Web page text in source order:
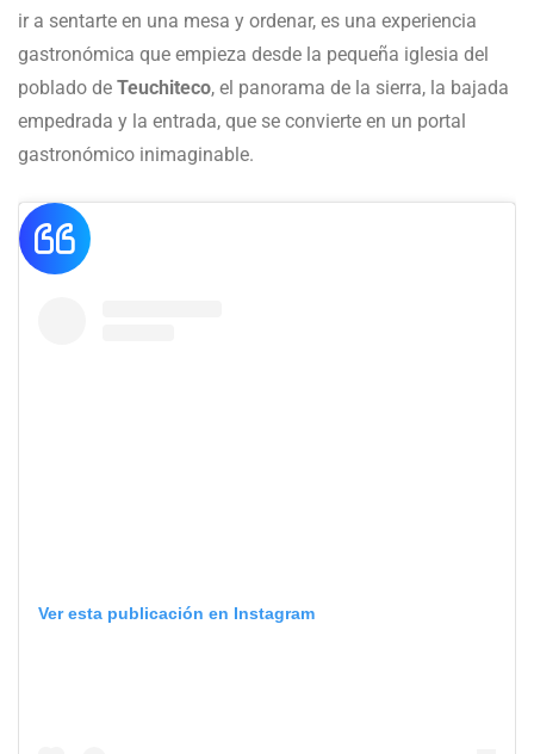
ir a sentarte en una mesa y ordenar, es una experiencia
gastronómica que empieza desde la pequeña iglesia del
poblado de Teuchiteco, el panorama de la sierra, la bajada
empedrada y la entrada, que se convierte en un portal
gastronómico inimaginable.
Ver esta publicación en Instagram